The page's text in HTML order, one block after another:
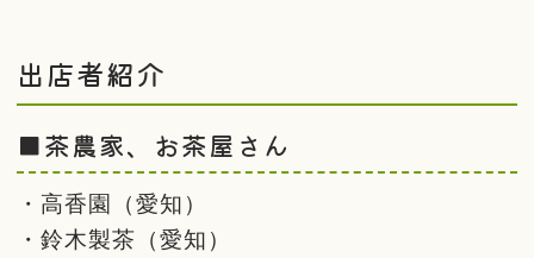
出店者紹介
■茶農家、お茶屋さん
・高香園（愛知）
・鈴木製茶（愛知）